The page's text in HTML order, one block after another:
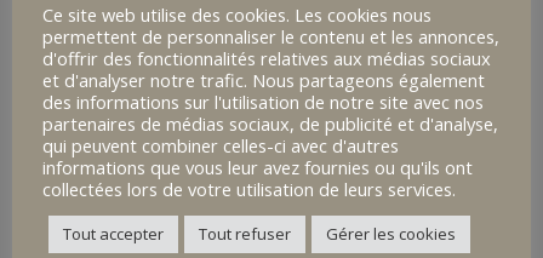
L’équipe est composée de :
Ambre EVEN, Charlotte LE BORGNE, Emma
MILIN, Noémie LE BRUN, Enora MIOSSEC,
Lucie ABGRALL, Lilou DUBOIS, Camille
QUIVIGER, Jade PERSEQ, Juliette SIMON, Yana
KLOESMEYER.
Ce site web utilise des cookies. Les cookies nous
permettent de personnaliser le contenu et les annonces,
d'offrir des fonctionnalités relatives aux médias sociaux
et d'analyser notre trafic. Nous partageons également
des informations sur l'utilisation de notre site avec nos
partenaires de médias sociaux, de publicité et d'analyse,
qui peuvent combiner celles-ci avec d'autres
informations que vous leur avez fournies ou qu'ils ont
collectées lors de votre utilisation de leurs services.
Tout accepter Tout refuser Gérer les cookies